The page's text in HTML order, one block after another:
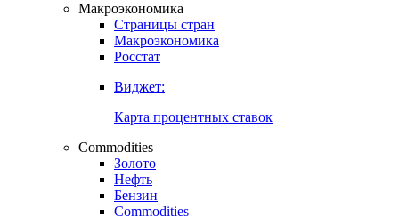
Макроэкономика
Страницы стран
Макроэкономика
Росстат
Виджет:
Карта процентных ставок
Commodities
Золото
Нефть
Бензин
Commodities